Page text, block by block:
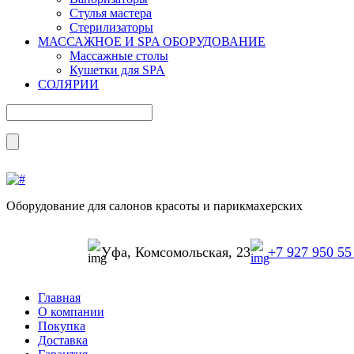
Стулья мастера
Стерилизаторы
МАССАЖНОЕ И SPA ОБОРУДОВАНИЕ
Массажные столы
Кушетки для SPA
СОЛЯРИИ
Оборудование для салонов красоты и парикмахерских
Уфа, Комсомольская, 23 +7 927 950
Главная
О компании
Покупка
Доставка